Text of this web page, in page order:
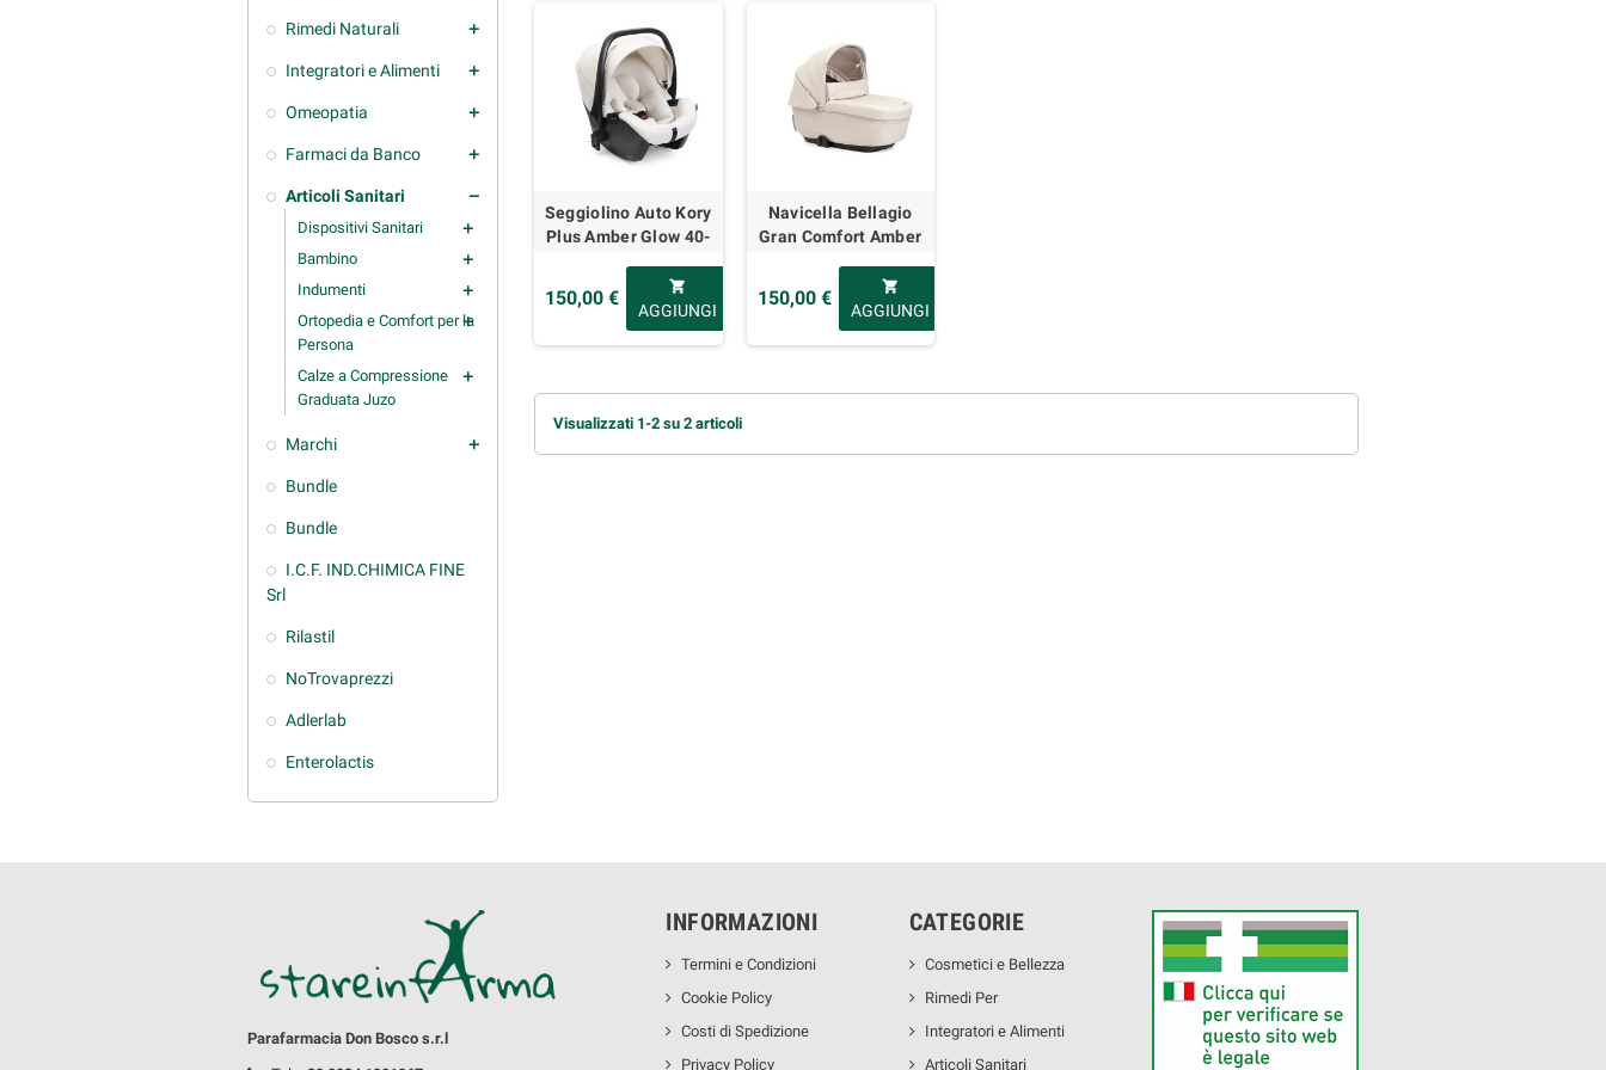
Rimedi Naturali add
Integratori e Alimenti add
Omeopatia add
Farmaci da Banco add
Articoli Sanitari remove
Dispositivi Sanitari add
Bambino add
Indumenti add
Ortopedia e Comfort per la
Persona
add
Calze a Compressione
Graduata Juzo
add
Marchi add
Bundle
Bundle
I.C.F. IND.CHIMICA FINE
Srl
Rilastil
NoTrovaprezzi
Adlerlab
Enterolactis
Seggiolino Auto Kory
Plus Amber Glow 40-
150,00 €
shopping_cart
AGGIUNGI
Navicella Bellagio
Gran Comfort Amber
150,00 €
shopping_cart
AGGIUNGI
Visualizzati 1-2 su 2 articoli
Parafarmacia Don Bosco s.r.l
INFORMAZIONI
Termini e Condizioni
Cookie Policy
Costi di Spedizione
Privacy Policy
CATEGORIE
Cosmetici e Bellezza
Rimedi Per
Integratori e Alimenti
Articoli Sanitari